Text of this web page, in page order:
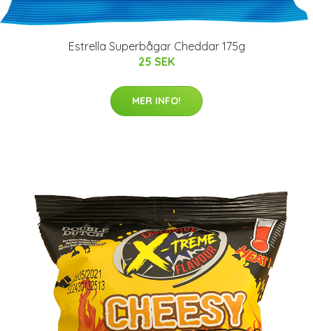
Estrella Superbågar Cheddar 175g
25 SEK
MER INFO!